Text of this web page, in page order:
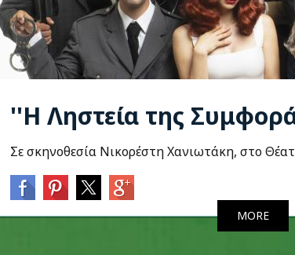
''Η Ληστεία της
Σε σκηνοθεσία Νικορέστη Χανιωτάκη, στο
MORE